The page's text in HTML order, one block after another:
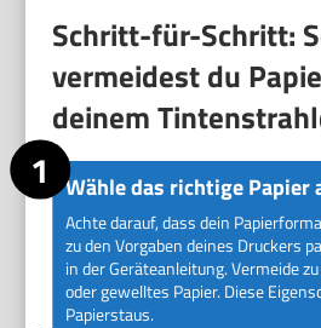
Schritt-für-Schritt:
vermeidest du
deinem
Wähle das richtige Papier
Achte darauf, dass dein
zu den Vorgaben deines Druckers
in der Geräteanleitung. Vermeide
oder gewelltes Papier. Diese
Papierstaus.